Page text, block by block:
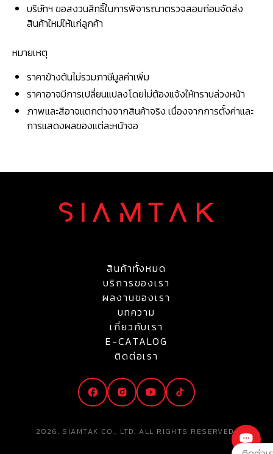
บริษัทฯ ขอสงวนสิทธิ์ในการพิจารณาตรวจสอบก่อนจัดส่ง
สินค้าใหม่ให้แก่ลูกค้า
หมายเหตุ
ราคาข้างต้นไม่รวมภาษีมูลค่าเพิ่ม
ราคาอาจมีการเปลี่ยนแปลงโดยไม่ต้องแจ้งให้ทราบล่วงหน้า
ภาพและสีอาจแตกต่างจากสินค้าจริง เนื่องจากการตั้งค่าและ
การแสดงผลของแต่ละหน้าจอ
สินค้าทั้งหมด
บริการของเรา
ผลงานของเรา
บทความ
เกี่ยวกับเรา
E-CATALOG
ติดต่อเรา
2026, SIAMTAK CO., LTD. ALL RIGHTS RESERVED.